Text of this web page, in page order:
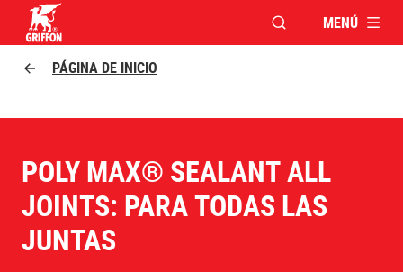
Griffon logo
ABRIR VENTANA
MENÚ
PÁGINA DE INICIO
POLY MAX® SEALANT ALL
JOINTS: PARA TODAS LAS
JUNTAS